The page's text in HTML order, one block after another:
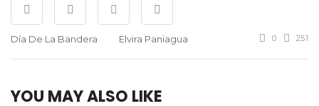
Día De La Bandera Elvira Paniagua 0 251
YOU MAY ALSO LIKE